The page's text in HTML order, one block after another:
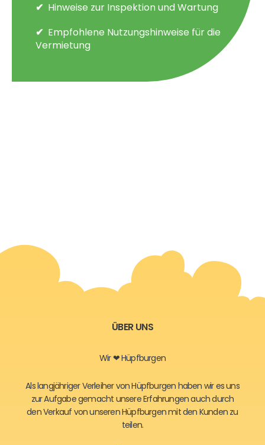
Hinweise zur Inspektion und Wartung
Empfohlene Nutzungshinweise für die
Vermietung
ÜBER UNS
Wir ❤ Hüpfburgen
Als langjähriger Verleiher von Hüpfburgen haben wir es uns
zur Aufgabe gemacht unsere Erfahrungen auch durch
den Verkauf von unseren Hüpfburgen mit den Kunden zu
teilen.